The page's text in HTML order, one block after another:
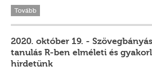
Tovább
2020. október 19. -
tanulás R-ben elméleti és
hirdetünk